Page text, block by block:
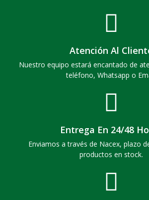
Atención Al
Nuestro equipo estará encantado de
teléfono, Whatsapp o
Entrega En 24/48
Enviamos a través de Nacex, plazo
productos en stock.